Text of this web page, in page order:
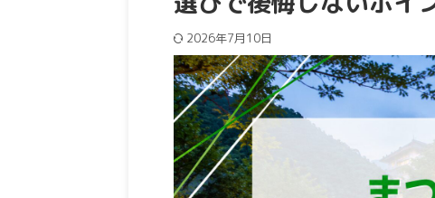
2026年7月10日